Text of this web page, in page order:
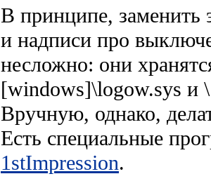
В принципе, заменить
и надписи про
несложно: они
[windows]\logow.sys и
Вручную, однако,
Есть специальные
1stImpression.